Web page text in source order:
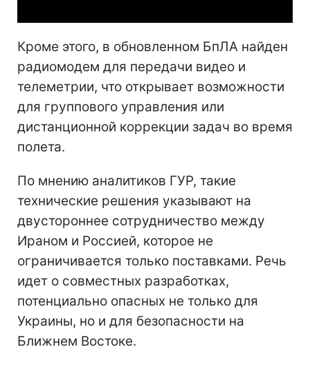
Кроме этого, в обновленном БпЛА найден
радиомодем для передачи видео и
телеметрии, что открывает возможности
для группового управления или
дистанционной коррекции задач во время
полета.
По мнению аналитиков ГУР, такие
технические решения указывают на
двустороннее сотрудничество между
Ираном и Россией, которое не
ограничивается только поставками. Речь
идет о совместных разработках,
потенциально опасных не только для
Украины, но и для безопасности на
Ближнем Востоке.